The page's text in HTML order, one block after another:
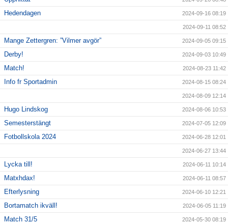
Hedendagen 2024-09-16 08:19
2024-09-11 08:52
Mange Zettergren: ”Vilmer avgör” 2024-09-05 09:15
Derby! 2024-09-03 10:49
Match! 2024-08-23 11:42
Info fr Sportadmin 2024-08-15 08:24
2024-08-09 12:14
Hugo Lindskog 2024-08-06 10:53
Semesterstängt 2024-07-05 12:09
Fotbollskola 2024 2024-06-28 12:01
2024-06-27 13:44
Lycka till! 2024-06-11 10:14
Matxhdax! 2024-06-11 08:57
Efterlysning 2024-06-10 12:21
Bortamatch ikväll! 2024-06-05 11:19
Match 31/5 2024-05-30 08:19